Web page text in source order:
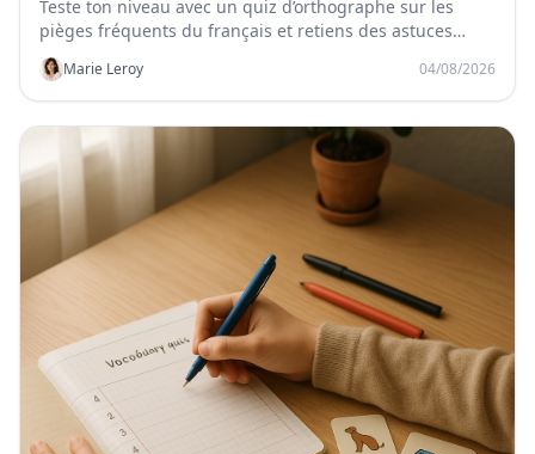
Teste ton niveau avec un quiz d’orthographe sur les
pièges fréquents du français et retiens des astuces
simples pour éviter les fautes.
Marie Leroy 04/08/2026